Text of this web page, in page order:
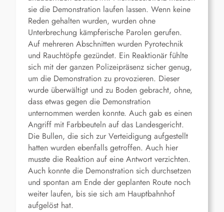
sie die Demonstration laufen lassen. Wenn keine
Reden gehalten wurden, wurden ohne
Unterbrechung kämpferische Parolen gerufen.
Auf mehreren Abschnitten wurden Pyrotechnik
und Rauchtöpfe gezündet. Ein Reaktionär fühlte
sich mit der ganzen Polizeipräsenz sicher genug,
um die Demonstration zu provozieren. Dieser
wurde überwältigt und zu Boden gebracht, ohne,
dass etwas gegen die Demonstration
unternommen werden konnte. Auch gab es einen
Angriff mit Farbbeuteln auf das Landesgericht.
Die Bullen, die sich zur Verteidigung aufgestellt
hatten wurden ebenfalls getroffen. Auch hier
musste die Reaktion auf eine Antwort verzichten.
Auch konnte die Demonstration sich durchsetzen
und spontan am Ende der geplanten Route noch
weiter laufen, bis sie sich am Hauptbahnhof
aufgelöst hat.